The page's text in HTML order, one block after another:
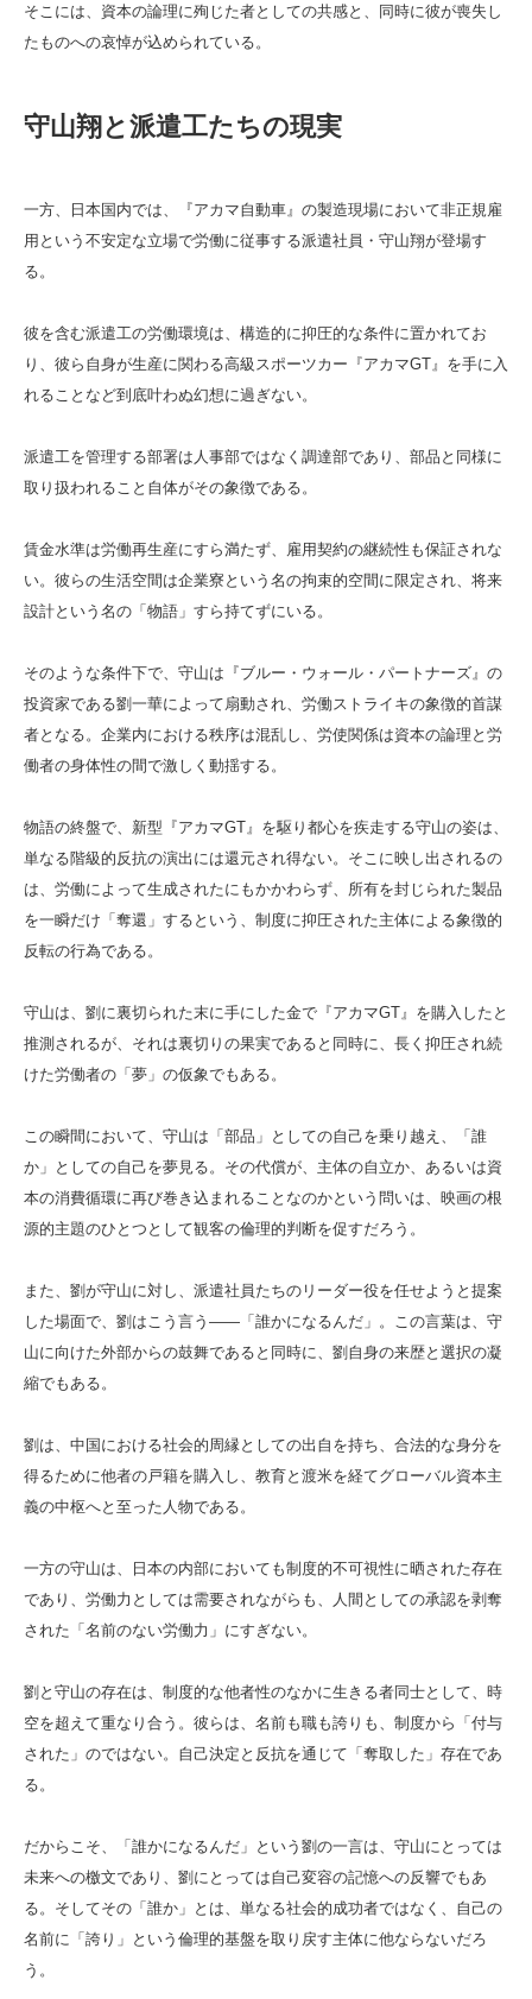
そこには、資本の論理に殉じた者としての共感と、同時に彼が喪失し
たものへの哀悼が込められている。
守山翔と派遣工たちの現実
一方、日本国内では、『アカマ自動車』の製造現場において非正規雇
用という不安定な立場で労働に従事する派遣社員・守山翔が登場す
る。
彼を含む派遣工の労働環境は、構造的に抑圧的な条件に置かれてお
り、彼ら自身が生産に関わる高級スポーツカー『アカマGT』を手に入
れることなど到底叶わぬ幻想に過ぎない。
派遣工を管理する部署は人事部ではなく調達部であり、部品と同様に
取り扱われること自体がその象徴である。
賃金水準は労働再生産にすら満たず、雇用契約の継続性も保証されな
い。彼らの生活空間は企業寮という名の拘束的空間に限定され、将来
設計という名の「物語」すら持てずにいる。
そのような条件下で、守山は『ブルー・ウォール・パートナーズ』の
投資家である劉一華によって扇動され、労働ストライキの象徴的首謀
者となる。企業内における秩序は混乱し、労使関係は資本の論理と労
働者の身体性の間で激しく動揺する。
物語の終盤で、新型『アカマGT』を駆り都心を疾走する守山の姿は、
単なる階級的反抗の演出には還元され得ない。そこに映し出されるの
は、労働によって生成されたにもかかわらず、所有を封じられた製品
を一瞬だけ「奪還」するという、制度に抑圧された主体による象徴的
反転の行為である。
守山は、劉に裏切られた末に手にした金で『アカマGT』を購入したと
推測されるが、それは裏切りの果実であると同時に、長く抑圧され続
けた労働者の「夢」の仮象でもある。
この瞬間において、守山は「部品」としての自己を乗り越え、「誰
か」としての自己を夢見る。その代償が、主体の自立か、あるいは資
本の消費循環に再び巻き込まれることなのかという問いは、映画の根
源的主題のひとつとして観客の倫理的判断を促すだろう。
また、劉が守山に対し、派遣社員たちのリーダー役を任せようと提案
した場面で、劉はこう言う――「誰かになるんだ」。この言葉は、守
山に向けた外部からの鼓舞であると同時に、劉自身の来歴と選択の凝
縮でもある。
劉は、中国における社会的周縁としての出自を持ち、合法的な身分を
得るために他者の戸籍を購入し、教育と渡米を経てグローバル資本主
義の中枢へと至った人物である。
一方の守山は、日本の内部においても制度的不可視性に晒された存在
であり、労働力としては需要されながらも、人間としての承認を剥奪
された「名前のない労働力」にすぎない。
劉と守山の存在は、制度的な他者性のなかに生きる者同士として、時
空を超えて重なり合う。彼らは、名前も職も誇りも、制度から「付与
された」のではない。自己決定と反抗を通じて「奪取した」存在であ
る。
だからこそ、「誰かになるんだ」という劉の一言は、守山にとっては
未来への檄文であり、劉にとっては自己変容の記憶への反響でもあ
る。そしてその「誰か」とは、単なる社会的成功者ではなく、自己の
名前に「誇り」という倫理的基盤を取り戻す主体に他ならないだろ
う。